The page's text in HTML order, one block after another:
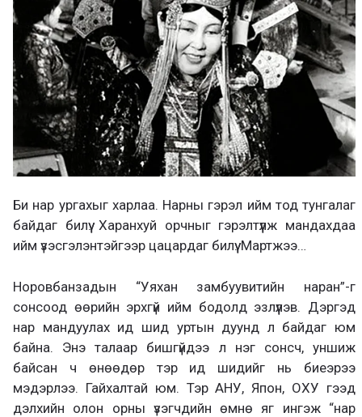
Би нар ургахыг харлаа. Нарны гэрэл ийм тод тунгалаг
байдаг билүү. Харанхуй орчныг гэрэлтүүлж мандахдаа
ийм үзэсгэлэнтэйгээр цацардаг билүү. Мартжээ…
Норовбанзадын “Уяхан замбуувитийн наран”-г
сонсоод өөрийн эрхгүй ийм бодолд эзлүүлэв. Дэргэд
нар мандуулах ид шид уртын дуунд л байдаг юм
байна. Энэ талаар бишгүйдээ л нэг сонсч, уншиж
байсан ч өнөөдөр тэр ид шидийг нь биеэрээ
мэдэрлээ. Гайхалтай юм. Тэр АНУ, Япон, ОХУ гээд
дэлхийн олон орны үзэгчдийн өмнө яг ингэж “нар